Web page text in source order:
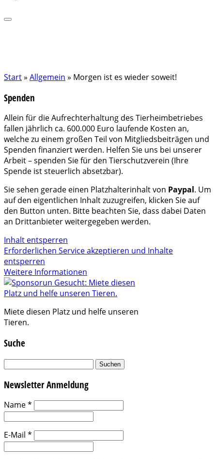
Start» Allgemein » Morgen ist es wieder soweit!
Spenden
Allein für die Aufrechterhaltung des Tierheimbetriebes
fallen jährlich ca. 600.000 Euro laufende Kosten an,
welche zu einem großen Teil von Mitgliedsbeiträgen und
Spenden finanziert werden. Helfen Sie uns bei unserer
Arbeit – spenden Sie für den Tierschutzverein (Ihre
Spende ist steuerlich absetzbar).
Sie sehen gerade einen Platzhalterinhalt von Paypal. Um
auf den eigentlichen Inhalt zuzugreifen, klicken Sie auf
den Button unten. Bitte beachten Sie, dass dabei Daten
an Drittanbieter weitergegeben werden.
Inhalt entsperren
Erforderlichen Service akzeptieren und Inhalte
entsperren
Weitere Informationen
Miete diesen Platz und helfe unseren
Tieren.
Suche
Suchen
Newsletter Anmeldung
Name*
E-Mail *